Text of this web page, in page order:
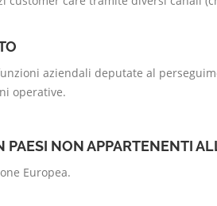
aziendali deputate al
operative.
PAESI NON APPARTENENTI
Europea.